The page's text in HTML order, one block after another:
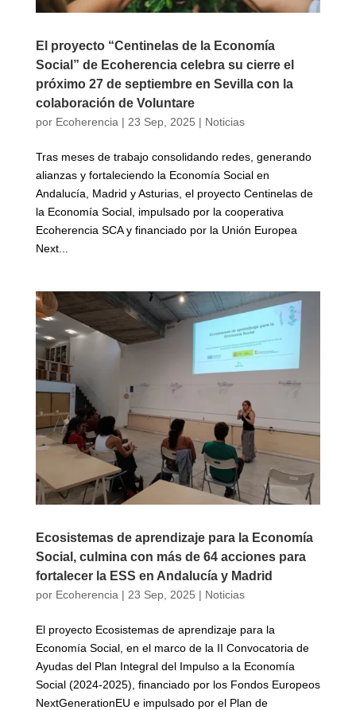
El proyecto “Centinelas de la Economía
Social” de Ecoherencia celebra su cierre el
próximo 27 de septiembre en Sevilla con la
colaboración de Voluntare
por Ecoherencia | 23 Sep, 2025 | Noticias
Tras meses de trabajo consolidando redes, generando
alianzas y fortaleciendo la Economía Social en
Andalucía, Madrid y Asturias, el proyecto Centinelas de
la Economía Social, impulsado por la cooperativa
Ecoherencia SCA y financiado por la Unión Europea
Next...
Ecosistemas de aprendizaje para la Economía
Social, culmina con más de 64 acciones para
fortalecer la ESS en Andalucía y Madrid
por Ecoherencia | 23 Sep, 2025 | Noticias
El proyecto Ecosistemas de aprendizaje para la
Economía Social, en el marco de la II Convocatoria de
Ayudas del Plan Integral del Impulso a la Economía
Social (2024-2025), financiado por los Fondos Europeos
NextGenerationEU e impulsado por el Plan de